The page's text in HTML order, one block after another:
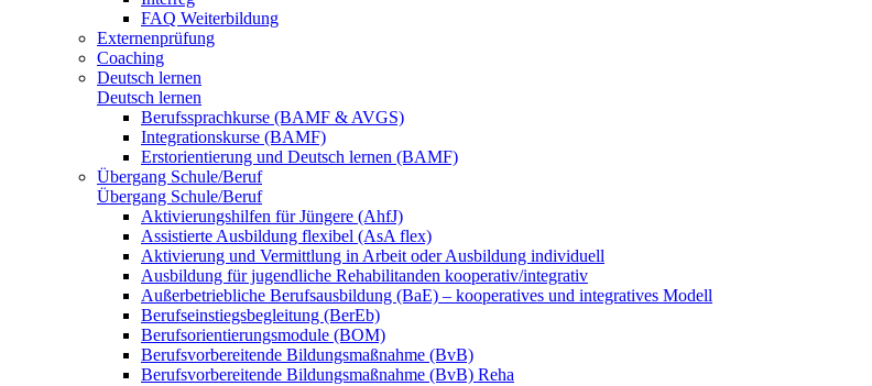
FAQ Weiterbildung
Externenprüfung
Coaching
Deutsch lernen
Deutsch lernen
Berufssprachkurse (BAMF & AVGS)
Integrationskurse (BAMF)
Erstorientierung und Deutsch lernen (BAMF)
Übergang Schule/Beruf
Übergang Schule/Beruf
Aktivierungshilfen für Jüngere (AhfJ)
Assistierte Ausbildung flexibel (AsA flex)
Aktivierung und Vermittlung in Arbeit oder Ausbildung individuell
Ausbildung für jugendliche Rehabilitanden kooperativ/integrativ
Außerbetriebliche Berufsausbildung (BaE) – kooperatives und integratives Modell
Berufseinstiegsbegleitung (BerEb)
Berufsorientierungsmodule (BOM)
Berufsvorbereitende Bildungsmaßnahme (BvB)
Berufsvorbereitende Bildungsmaßnahme (BvB) Reha